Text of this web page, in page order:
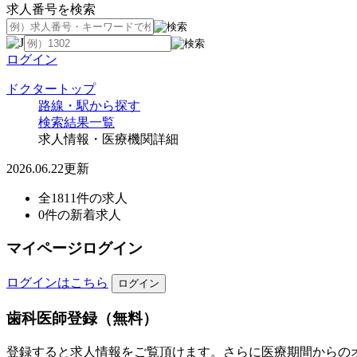
求人番号を検索
ログイン
ドクタートップ
路線・駅から探す
検索結果一覧
求人情報・医療機関詳細
2026.06.22更新
全1811件の求人
0件の新着求人
マイページログイン
ログインはこちら
歯科医師登録（無料）
登録すると求人情報をご覧頂けます。さらに医療期間からの